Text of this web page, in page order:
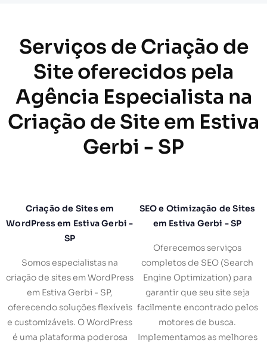
Serviços de Criação de
Site oferecidos pela
Agência Especialista na
Criação de Site em Estiva
Gerbi - SP
Criação de Sites em
WordPress em Estiva Gerbi -
SP
Somos especialistas na
criação de sites em WordPress
em Estiva Gerbi - SP,
oferecendo soluções flexíveis
e customizáveis. O WordPress
é uma plataforma poderosa
SEO e Otimização de Sites
em Estiva Gerbi - SP
Oferecemos serviços
completos de SEO (Search
Engine Optimization) para
garantir que seu site seja
facilmente encontrado pelos
motores de busca.
Implementamos as melhores